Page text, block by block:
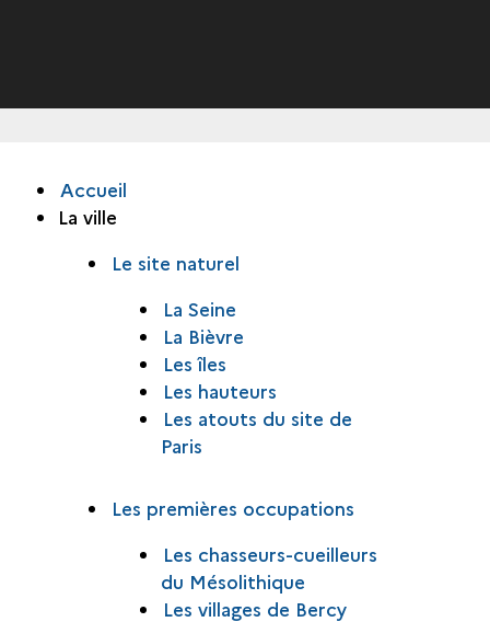
Accueil
La ville
Le site naturel
La Seine
La Bièvre
Les îles
Les hauteurs
Les atouts du site de
Paris
Les premières occupations
Les chasseurs-cueilleurs
du Mésolithique
Les villages de Bercy